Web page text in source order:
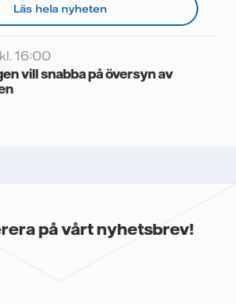
Läs hela nyheten
16:00
vill snabba på översyn av
på vårt nyhetsbrev!